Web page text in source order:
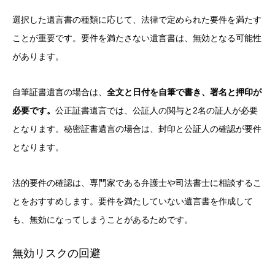
選択した遺言書の種類に応じて、法律で定められた要件を満たす
ことが重要です。要件を満たさない遺言書は、無効となる可能性
があります。
自筆証書遺言の場合は、 全文と日付を自筆で書き、署名と押印が
必要です。 公正証書遺言では、公証人の関与と2名の証人が必要
となります。秘密証書遺言の場合は、封印と公証人の確認が要件
となります。
法的要件の確認は、専門家である弁護士や司法書士に相談するこ
とをおすすめします。要件を満たしていない遺言書を作成して
も、無効になってしまうことがあるためです。
無効リスクの回避